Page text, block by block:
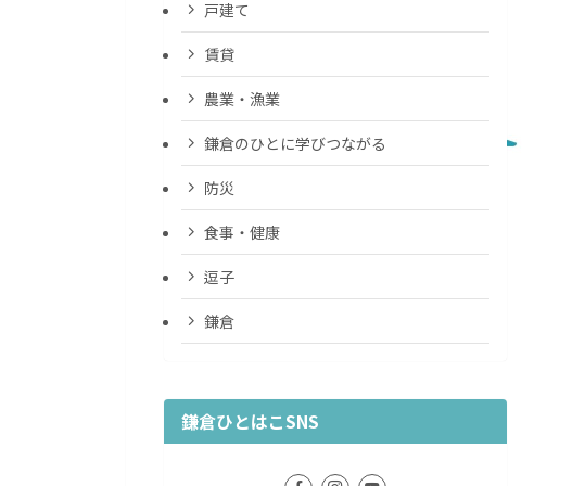
戸建て
賃貸
農業・漁業
鎌倉のひとに学びつながる
防災
食事・健康
逗子
鎌倉
鎌倉ひとはこSNS